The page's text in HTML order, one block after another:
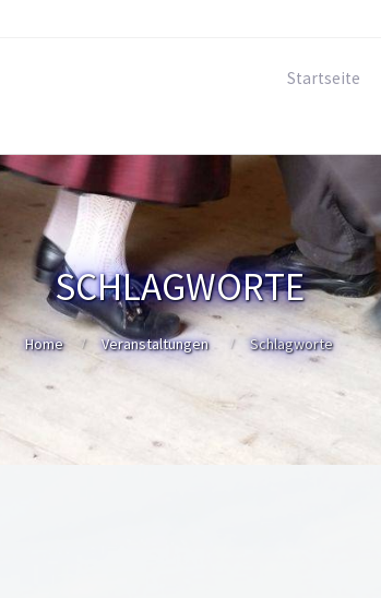
Startseite
SCHLAGWORTE
Home Veranstaltungen Schlagworte